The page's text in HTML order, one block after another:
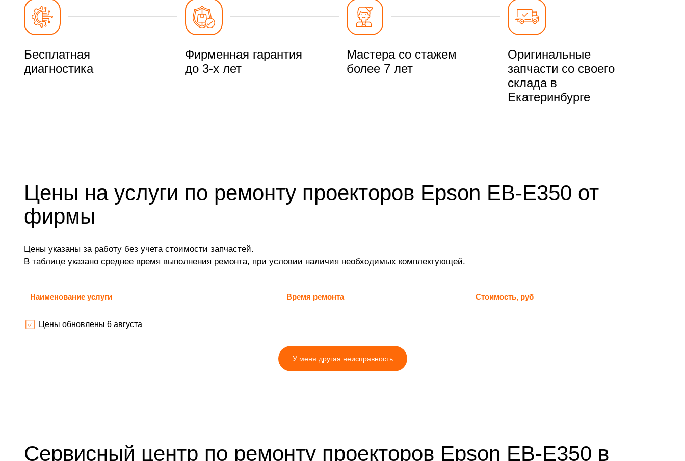
Бесплатная
диагностика
Фирменная гарантия
до 3-х лет
Мастера со стажем
более 7 лет
Оригинальные
запчасти со своего
склада в
Екатеринбурге
Цены на услуги по ремонту проекторов Epson EB-E350 от
фирмы
Цены указаны за работу без учета стоимости запчастей.
В таблице указано среднее время выполнения ремонта, при условии наличия необходимых комплектующей.
Наименование услуги Время ремонта Стоимость, руб
Цены обновлены 6 августа
У меня другая неисправность
Сервисный центр по ремонту проекторов Epson EB-E350 в